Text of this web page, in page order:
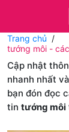
Trang chủ
tướng môi -
Cập nhật
nhanh nhất
bạn đón đọc
tin tướng môi